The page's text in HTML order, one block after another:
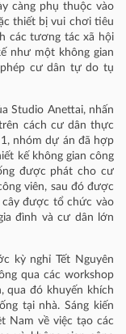
càng phụ thuộc vào
thiết bị vui chơi tiêu
các tương tác xã hội
như một không gian
cư dân tự do tụ
Studio Anettai, nhấn
cách cư dân thực
nhóm dự án đã hợp
kế không gian công
được phát cho cư
viên, sau đó được
cây được tổ chức vào
đình và cư dân lớn
kỳ nghỉ Tết Nguyên
qua các workshop
qua đó khuyến khích
tại nhà. Sáng kiến
Nam về việc tạo các